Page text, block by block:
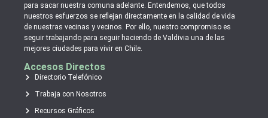
para sacar nuestra comuna adelante. Entendemos, que todos
nuestros esfuerzos se reflejan directamente en la calidad de vida
de nuestras vecinas y vecinos. Por ello, nuestro compromiso es
seguir trabajando para seguir haciendo de Valdivia una de las
mejores ciudades para vivir en Chile.
Accesos Directos
Directorio Telefónico
Trabaja con Nosotros
Recursos Gráficos